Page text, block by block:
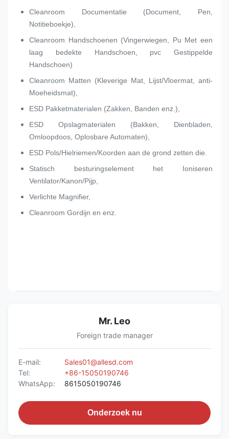
Cleanroom Documentatie (Document, Pen,
Notitieboekje),
Cleanroom Handschoenen (Vingerwiegen, Pu Met een
laag bedekte Handschoen, pvc Gestippelde
Handschoen)
Cleanroom Matten (Kleverige Mat, Lijst/Vloermat, anti-
Moeheidsmat),
ESD Pakketmaterialen (Zakken, Banden enz.),
ESD Opslagmaterialen (Bakken, Dienbladen,
Omloopdoos, Oplosbare Automaten),
ESD Pols/Hielriemen/Koorden aan de grond zetten die.
Statisch besturingselement het Ioniseren
Ventilator/Kanon/Pijp,
Verlichte Magnifier,
Cleanroom Gordijn en enz.
Mr. Leo
Foreign trade manager
E-mail:
Sales01@allesd.com
Tel:
+86-15050190746
WhatsApp:
8615050190746
Onderzoek nu